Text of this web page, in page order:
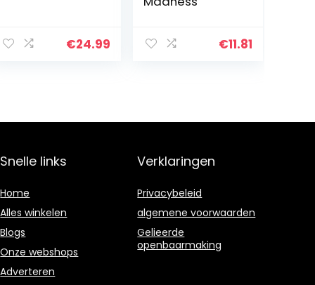
€24.99 €11.81
Snelle links
Home
Alles winkelen
Blogs
Onze webshops
Adverteren
Verklaringen
Privacybeleid
algemene voorwaarden
Gelieerde
openbaarmaking